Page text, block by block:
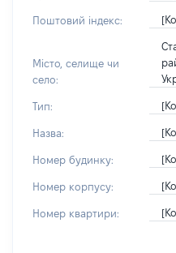
Поштовий індекс:
Місто, селище чи
село:
Тип:
Назва:
Номер будинку:
Номер корпусу:
Номер квартири: